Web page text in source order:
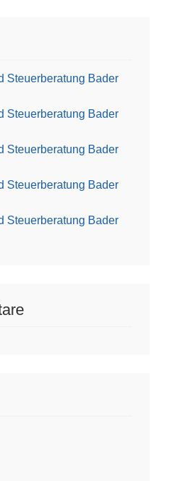
Steuerberatung Bader
Steuerberatung Bader
Steuerberatung Bader
Steuerberatung Bader
Steuerberatung Bader